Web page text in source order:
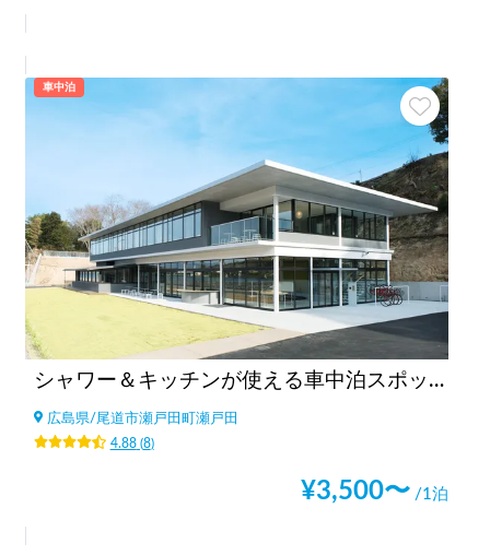
車中泊
シャワー＆キッチンが使える車中泊スポットBONAPOOL
広島県/尾道市瀬戸田町瀬戸田
4.88(8)
¥3,500〜 /1泊